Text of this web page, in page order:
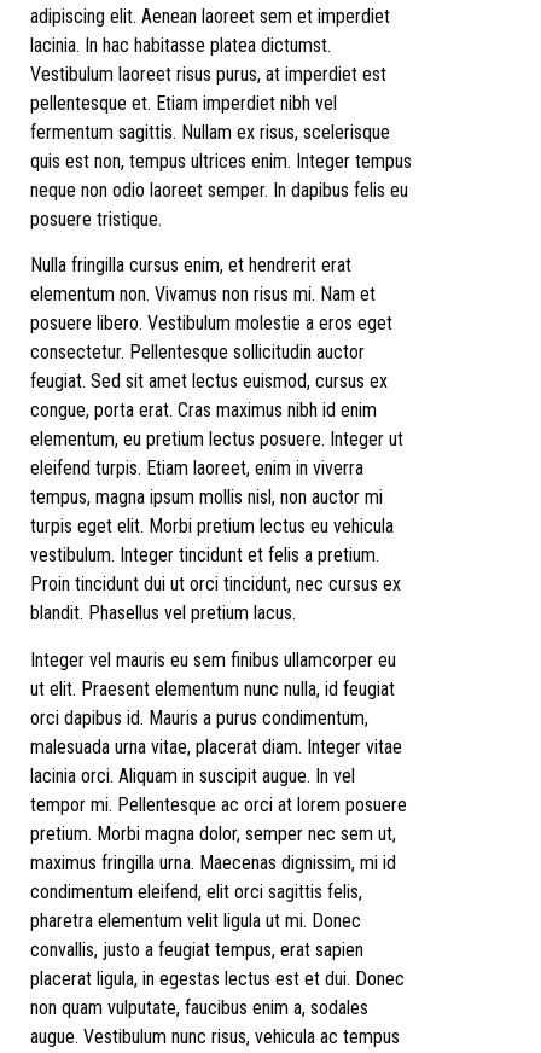
adipiscing elit. Aenean laoreet sem et imperdiet
lacinia. In hac habitasse platea dictumst.
Vestibulum laoreet risus purus, at imperdiet est
pellentesque et. Etiam imperdiet nibh vel
fermentum sagittis. Nullam ex risus, scelerisque
quis est non, tempus ultrices enim. Integer tempus
neque non odio laoreet semper. In dapibus felis eu
posuere tristique.
Nulla fringilla cursus enim, et hendrerit erat
elementum non. Vivamus non risus mi. Nam et
posuere libero. Vestibulum molestie a eros eget
consectetur. Pellentesque sollicitudin auctor
feugiat. Sed sit amet lectus euismod, cursus ex
congue, porta erat. Cras maximus nibh id enim
elementum, eu pretium lectus posuere. Integer ut
eleifend turpis. Etiam laoreet, enim in viverra
tempus, magna ipsum mollis nisl, non auctor mi
turpis eget elit. Morbi pretium lectus eu vehicula
vestibulum. Integer tincidunt et felis a pretium.
Proin tincidunt dui ut orci tincidunt, nec cursus ex
blandit. Phasellus vel pretium lacus.
Integer vel mauris eu sem finibus ullamcorper eu
ut elit. Praesent elementum nunc nulla, id feugiat
orci dapibus id. Mauris a purus condimentum,
malesuada urna vitae, placerat diam. Integer vitae
lacinia orci. Aliquam in suscipit augue. In vel
tempor mi. Pellentesque ac orci at lorem posuere
pretium. Morbi magna dolor, semper nec sem ut,
maximus fringilla urna. Maecenas dignissim, mi id
condimentum eleifend, elit orci sagittis felis,
pharetra elementum velit ligula ut mi. Donec
convallis, justo a feugiat tempus, erat sapien
placerat ligula, in egestas lectus est et dui. Donec
non quam vulputate, faucibus enim a, sodales
augue. Vestibulum nunc risus, vehicula ac tempus